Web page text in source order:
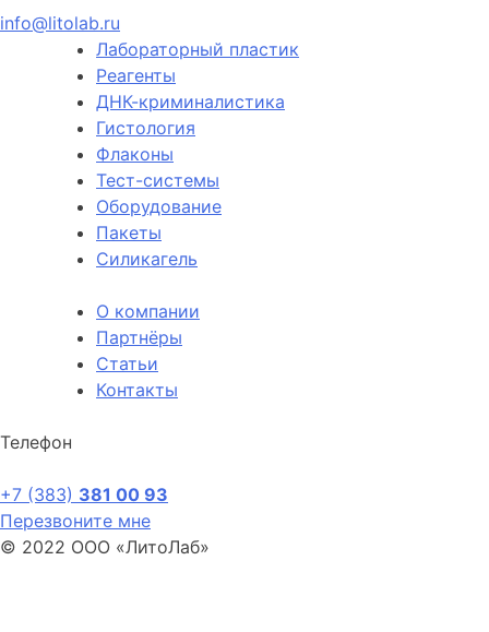
info@litolab.ru
Лабораторный пластик
Реагенты
ДНК-криминалистика
Гистология
Флаконы
Тест-системы
Оборудование
Пакеты
Силикагель
О компании
Партнёры
Статьи
Контакты
Телефон
+7 (383) 381 00 93
Перезвоните мне
© 2022 ООО «ЛитоЛаб»